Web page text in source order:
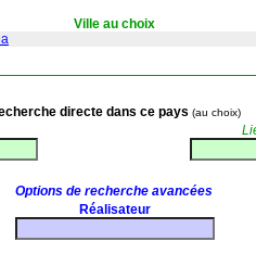
Ville au choix
directedans ce pays (au choix)
Options de recherche avancées
Réalisateur